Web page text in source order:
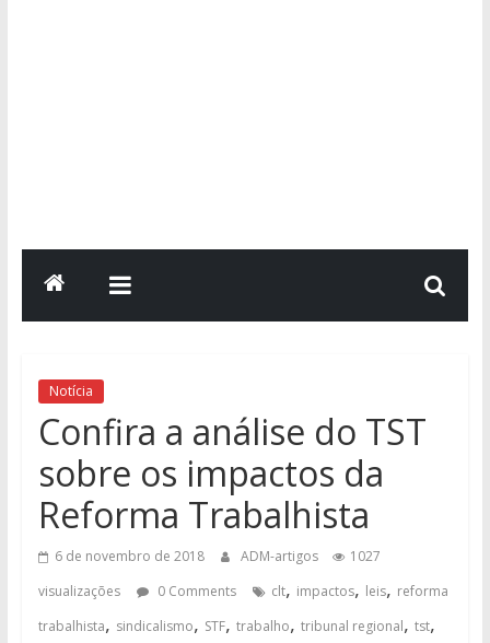
Notícia
Confira a análise do TST
sobre os impactos da
Reforma Trabalhista
6 de novembro de 2018 ADM-artigos
1027
visualizações
0 Comments clt, impactos, leis, reforma
trabalhista, sindicalismo, STF, trabalho, tribunal regional, tst,